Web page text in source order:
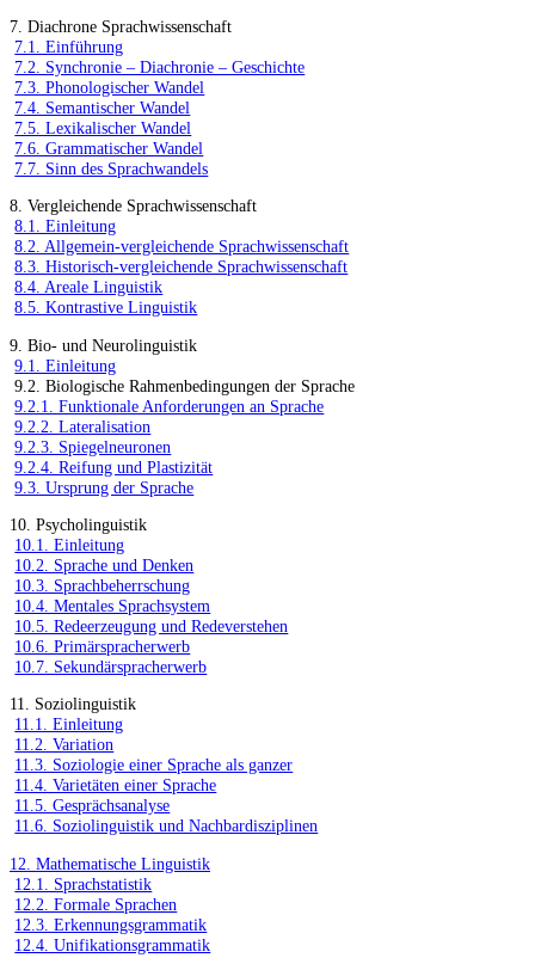
7. Diachrone Sprachwissenschaft
7.1. Einführung
7.2. Synchronie – Diachronie – Geschichte
7.3. Phonologischer Wandel
7.4. Semantischer Wandel
7.5. Lexikalischer Wandel
7.6. Grammatischer Wandel
7.7. Sinn des Sprachwandels
8. Vergleichende Sprachwissenschaft
8.1. Einleitung
8.2. Allgemein-vergleichende Sprachwissenschaft
8.3. Historisch-vergleichende Sprachwissenschaft
8.4. Areale Linguistik
8.5. Kontrastive Linguistik
9. Bio- und Neurolinguistik
9.1. Einleitung
9.2. Biologische Rahmenbedingungen der Sprache
9.2.1. Funktionale Anforderungen an Sprache
9.2.2. Lateralisation
9.2.3. Spiegelneuronen
9.2.4. Reifung und Plastizität
9.3. Ursprung der Sprache
10. Psycholinguistik
10.1. Einleitung
10.2. Sprache und Denken
10.3. Sprachbeherrschung
10.4. Mentales Sprachsystem
10.5. Redeerzeugung und Redeverstehen
10.6. Primärspracherwerb
10.7. Sekundärspracherwerb
11. Soziolinguistik
11.1. Einleitung
11.2. Variation
11.3. Soziologie einer Sprache als ganzer
11.4. Varietäten einer Sprache
11.5. Gesprächsanalyse
11.6. Soziolinguistik und Nachbardisziplinen
12. Mathematische Linguistik
12.1. Sprachstatistik
12.2. Formale Sprachen
12.3. Erkennungsgrammatik
12.4. Unifikationsgrammatik